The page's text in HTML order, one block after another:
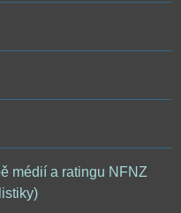
médií a ratingu NFNZ